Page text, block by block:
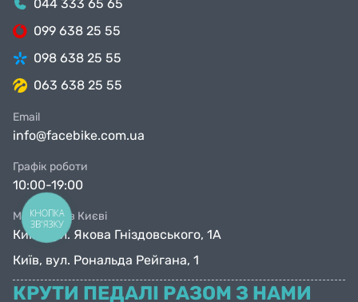
044 333 65 65
099 638 25 55
098 638 25 55
063 638 25 55
Email
info@facebike.com.ua
Графік роботи
10:00-19:00
Магазини в Києві
Київ, вул. Якова Гніздовського, 1А
Київ, вул. Рональда Рейгана, 1
КРУТИ ПЕДАЛІ РАЗОМ З НАМИ
КНОПКА
ЗВ'ЯЗКУ